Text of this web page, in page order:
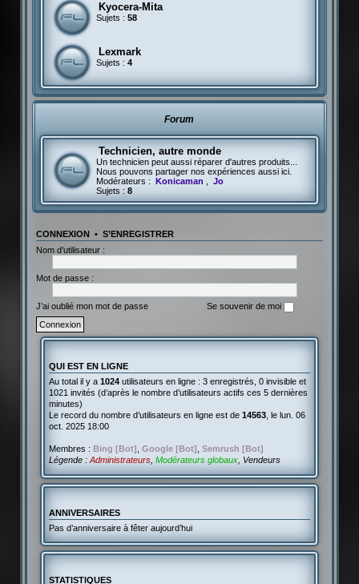
Kyocera-Mita
Sujets : 58
Lexmark
Sujets : 4
Forum
Technicien, autre monde
Un technicien peut aussi réparer d'autres produits...
Nous pouvons partager nos expériences aussi ici.
Modérateurs :
Konicaman , Jo
Sujets : 8
CONNEXION • S’ENREGISTRER
Nom d’utilisateur :
Mot de passe :
J’ai oublié mon mot de passe Se souvenir de moi
QUI EST EN LIGNE
Au total il y a 1024utilisateurs en ligne : 3 enregistrés, 0 invisible et
1021 invités (d’après le nombre d’utilisateurs actifs ces 5 dernières
minutes)
Le record du nombre d’utilisateurs en ligne est de 14563, le lun. 06
oct. 2025 18:00
Membres : Bing [Bot] Google [Bot] Semrush [Bot]
Légende : Administrateurs, Modérateurs globaux, Vendeurs
ANNIVERSAIRES
Pas d’anniversaire à fêter aujourd’hui
STATISTIQUES